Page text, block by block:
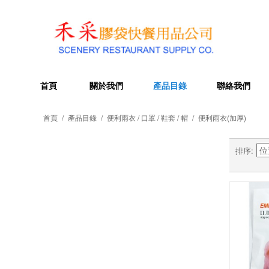
首頁 關於我們 產品目錄 聯絡我們
首頁 / 產品目錄 / 便利雨衣 / 口罩 / 鞋套 / 帽 / 便利雨衣(加厚)
排序